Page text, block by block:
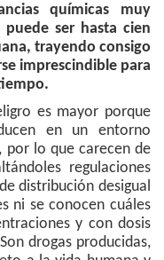
químicas muy
ser hasta cien
trayendo consigo
imprescindible para
es mayor porque
en un entorno
lo que carecen de
regulaciones
distribución desigual
ni se conocen cuáles
y con dosis
drogas producidas,